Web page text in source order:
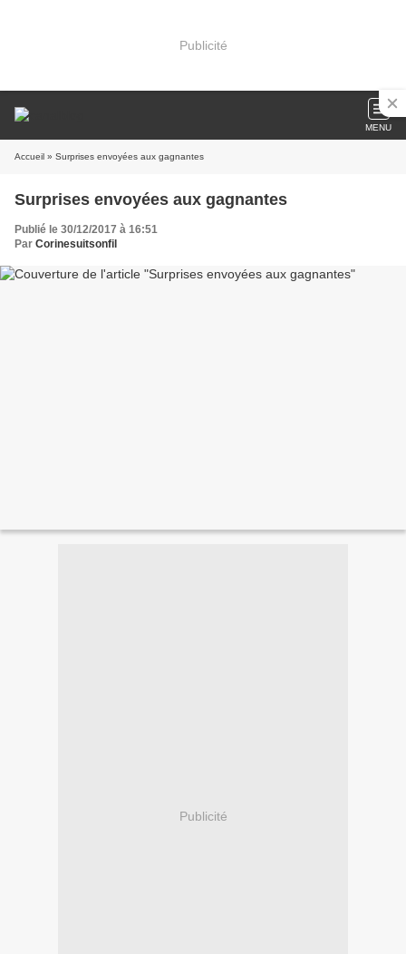
Publicité
MENU
Accueil » Surprises envoyées aux gagnantes
Surprises envoyées aux gagnantes
Publié le 30/12/2017 à 16:51
Par Corinesuitsonfil
Publicité